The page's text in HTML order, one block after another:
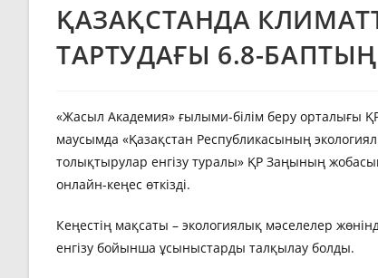
ҚАЗАҚСТАНДА
ТАРТУДАҒЫ 6.8-БАПТЫҢ
«Жасыл Академия» ғылыми-білім беру орталығы
маусымда «Қазақстан Республикасының
толықтырулар енгізу туралы» ҚР Заңының
онлайн-кеңес өткізді.
Кеңестің мақсаты – экологиялық мәселелер
енгізу бойынша ұсыныстарды талқылау болды.